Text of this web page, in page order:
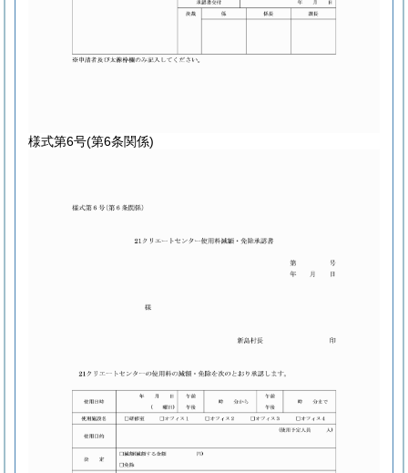
様式第6号(第6条関係)